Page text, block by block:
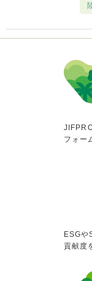
フォー
ESGや
貢献度